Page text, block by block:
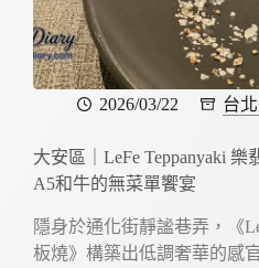
2026/03/22 台
大安區｜LeFe Teppanyaki
A5和牛的無菜單饗宴
隱身於通化街靜謐巷弄，《
板燒》構築出低調奢華的感